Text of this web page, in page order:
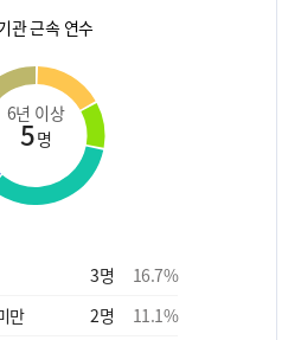
관 근속 연수
6년 이상
5명
3명 16.7%
만
2명 11.1%